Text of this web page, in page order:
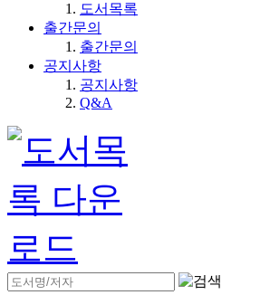
도서목록
출간문의
출간문의
공지사항
공지사항
Q&A